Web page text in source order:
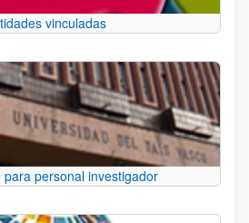
vinculadas
para personal investigador